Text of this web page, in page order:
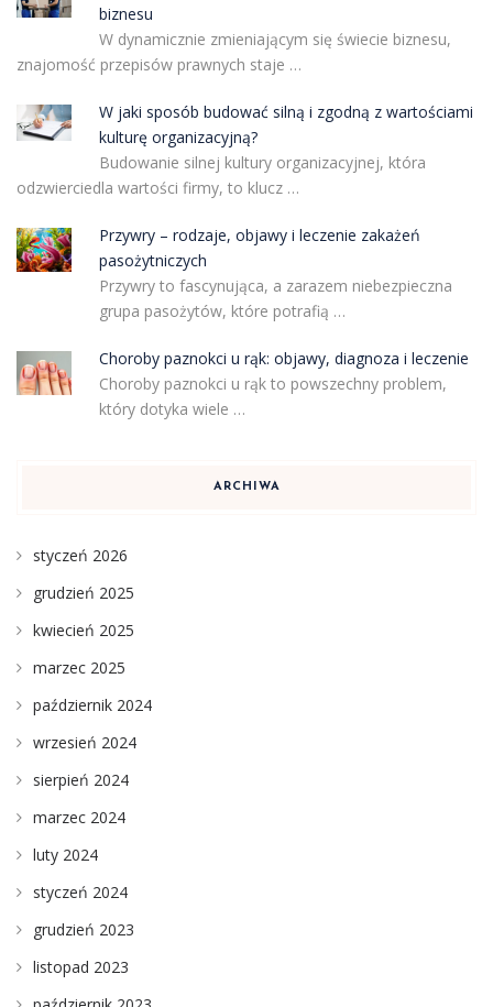
biznesu
W dynamicznie zmieniającym się świecie biznesu,
znajomość przepisów prawnych staje …
W jaki sposób budować silną i zgodną z wartościami
kulturę organizacyjną?
Budowanie silnej kultury organizacyjnej, która
odzwierciedla wartości firmy, to klucz …
Przywry – rodzaje, objawy i leczenie zakażeń
pasożytniczych
Przywry to fascynująca, a zarazem niebezpieczna
grupa pasożytów, które potrafią …
Choroby paznokci u rąk: objawy, diagnoza i leczenie
Choroby paznokci u rąk to powszechny problem,
który dotyka wiele …
ARCHIWA
styczeń 2026
grudzień 2025
kwiecień 2025
marzec 2025
październik 2024
wrzesień 2024
sierpień 2024
marzec 2024
luty 2024
styczeń 2024
grudzień 2023
listopad 2023